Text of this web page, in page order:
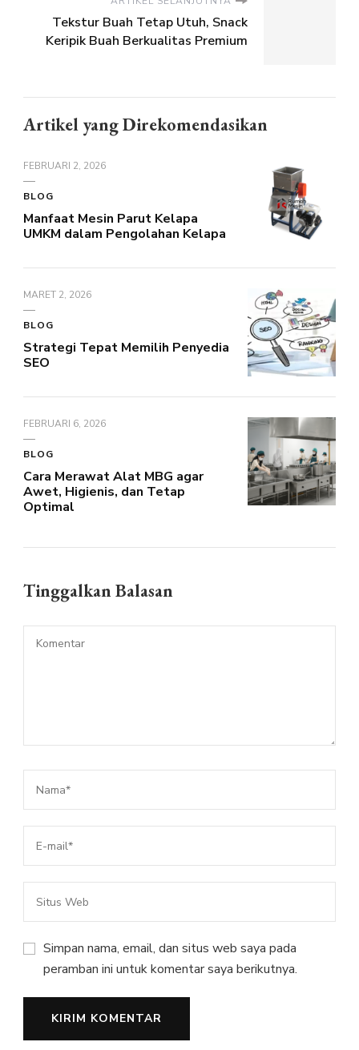
Tekstur Buah Tetap Utuh, Snack
Keripik Buah Berkualitas Premium
Artikel yang Direkomendasikan
FEBRUARI 2, 2026
BLOG
Manfaat Mesin Parut Kelapa
UMKM dalam Pengolahan Kelapa
MARET 2, 2026
BLOG
Strategi Tepat Memilih Penyedia
SEO
FEBRUARI 6, 2026
BLOG
Cara Merawat Alat MBG agar
Awet, Higienis, dan Tetap
Optimal
Tinggalkan Balasan
Simpan nama, email, dan situs web saya pada
peramban ini untuk komentar saya berikutnya.